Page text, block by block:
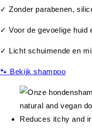
✓ Zonder parabenen,
✓ Voor de gevoelige huid
✓ Licht schuimende en
🐾 Bekijk shampoo